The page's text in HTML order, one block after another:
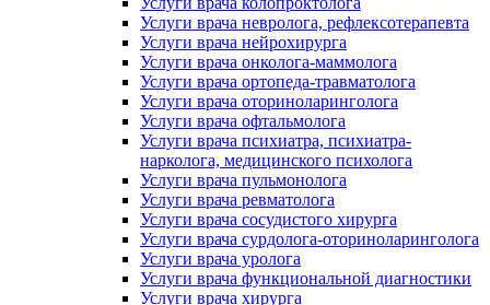
Услуги врача невролога, рефлексотерапевта
Услуги врача нейрохирурга
Услуги врача онколога-маммолога
Услуги врача ортопеда-травматолога
Услуги врача оториноларинголога
Услуги врача офтальмолога
Услуги врача психиатра, психиатра-
нарколога, медицинского психолога
Услуги врача пульмонолога
Услуги врача ревматолога
Услуги врача сосудистого хирурга
Услуги врача сурдолога-оториноларинголога
Услуги врача уролога
Услуги врача функциональной диагностики
Услуги врача хирурга